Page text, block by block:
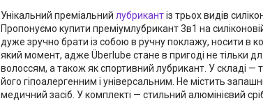
Унікальний преміальний лубрикантіз трьох видів
Пропонуємо купити преміумлубрикант 3в1 на
дуже зручно брати із собою в ручну поклажу, носити в
який момент, адже Überlube стане в пригоді не тільки
волоссям, а також як спортивний лубрикант. У складі —
його гіпоалергенним і універсальним. Не містить
медичний засіб. У комплекті — стильний алюмінієвий